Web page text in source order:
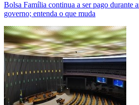
Bolsa Família continua a ser pago durante
governo; entenda o que muda